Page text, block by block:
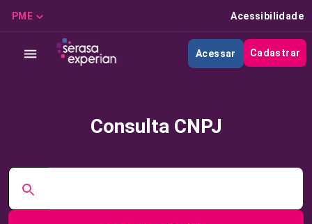
PME Acessibilidade
Acessar Cadastrar
Consulta CNPJ